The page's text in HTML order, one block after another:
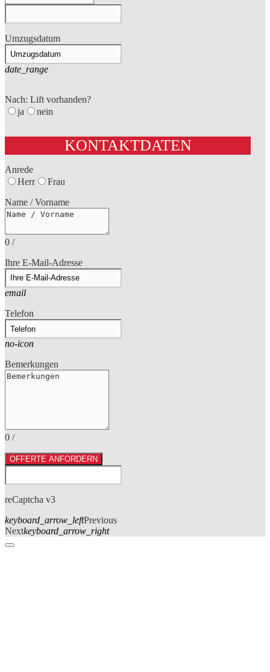
Umzugsdatum
date_range
Nach: Lift vorhanden?
ja
nein
KONTAKTDATEN
Anrede
Herr
Frau
Name / Vorname
0 /
Ihre E-Mail-Adresse
email
Telefon
no-icon
Bemerkungen
0 /
OFFERTE ANFORDERN
reCaptcha v3
keyboard_arrow_leftPrevious
Nextkeyboard_arrow_right